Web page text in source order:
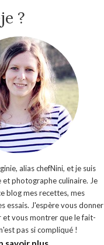
?
alias chefNini, et je suis
photographe culinaire. Je
blog mes recettes, mes
essais. J'espère vous donner
et vous montrer que le fait-
pas si compliqué !